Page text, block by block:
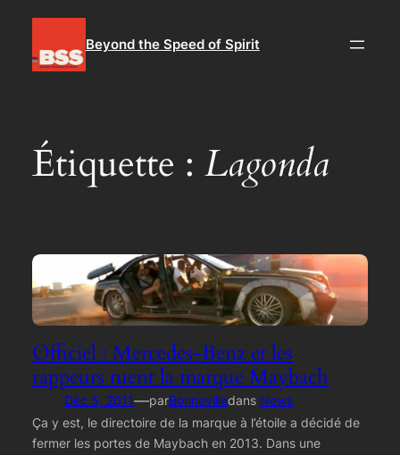
contenu
Beyond the Speed of Spirit
Étiquette : Lagonda
Officiel : Mercedes-Benz et les
rappeurs tuent la marque Maybach
Déc 5, 2011—parBonnevilledans News
Ça y est, le directoire de la marque à l’étoile a décidé de
fermer les portes de Maybach en 2013. Dans une